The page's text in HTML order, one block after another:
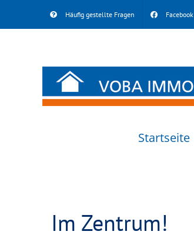
Häufig gestellte Fragen Facebook
Startseite
Im Zentrum!